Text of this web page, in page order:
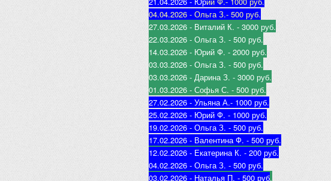
04.04.2026 - Ольга З.- 500 руб.
27.03.2026 - Виталий К. - 3000 руб.
22.03.2026 - Ольга З. - 500 руб.
14.03.2026 - Юрий Ф. - 2000 руб.
03.03.2026 - Ольга З. - 500 руб.
03.03.2026 - Дарина З. - 3000 руб.
01.03.2026 - Софья С. - 500 руб.
27.02.2026 - Ульяна А.- 1000 руб.
25.02.2026 - Юрий Ф. - 1000 руб.
19.02.2026 - Ольга З. - 500 руб.
17.02.2026 - Валентина Ф. - 500 руб.
12.02.2026 - Екатерина К. - 200 руб.
04.02.2026 - Ольга З. - 500 руб.
03.02.2026 - Наталья П. - 500 руб.